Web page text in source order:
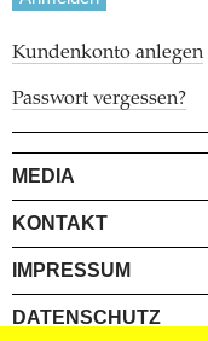
Kundenkonto anlegen
Passwort vergessen?
MEDIA
KONTAKT
IMPRESSUM
DATENSCHUTZ